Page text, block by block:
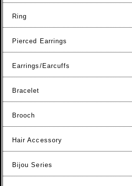
Ring
Pierced Earrings
Earrings/Earcuffs
Bracelet
Brooch
Hair Accessory
Bijou Series